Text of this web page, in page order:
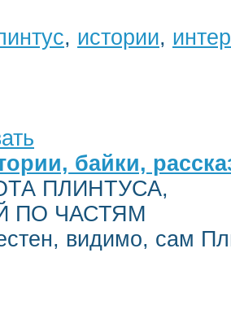
, истории,
байки,
ПЛИНТУСА,
ПО ЧАСТЯМ
видимо, сам